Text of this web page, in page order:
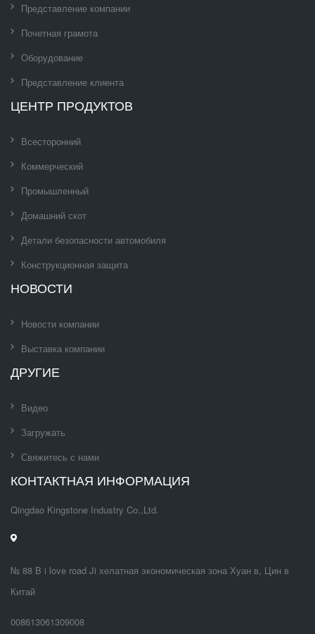
Представление компании
Почетная грамота
Оборудование
Представление клиента
ЦЕНТР ПРОДУКТОВ
Всесторонний
Коммерческий
Промышленный
Домашний скот
Детали безопасности автомобиля
Конструкционная защита
НОВОСТИ
Новости компании
Выставка компании
ДРУГИЕ
Видео
Загружать
Свяжитесь с нами
КОНТАКТНАЯ ИНФОРМАЦИЯ
Qingdao Kingstone Industry Co.,Ltd.
№ 88 B i love road Ji хелатная экономическая зона Хуан в, Цин в
Китай
008613061309008